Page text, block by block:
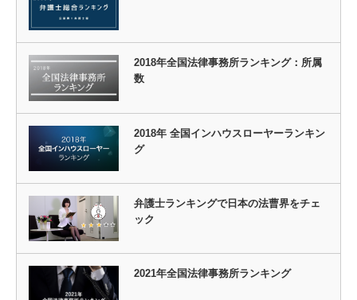
2018年全国法律事務所ランキング：所属
数
2018年 全国インハウスローヤーランキン
グ
弁護士ランキングで日本の法曹界をチェ
ック
2021年全国法律事務所ランキング